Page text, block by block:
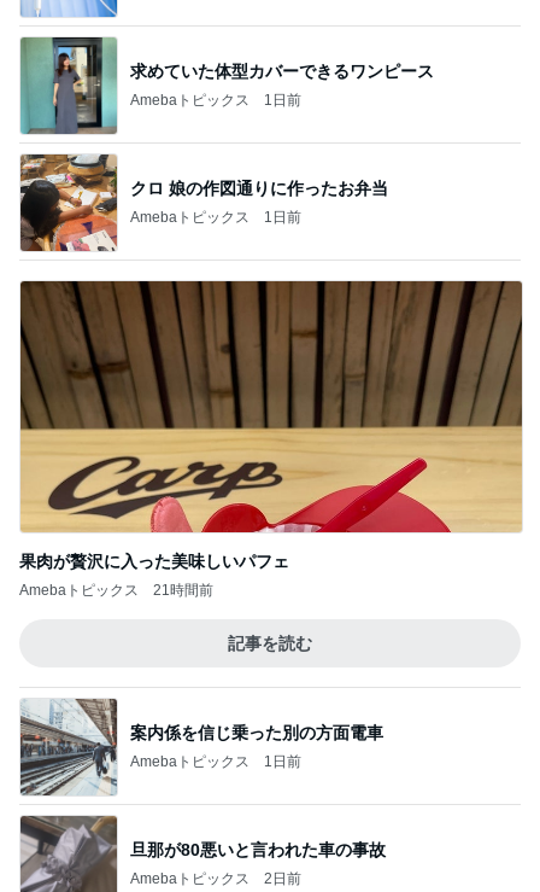
求めていた体型カバーできるワンピース
Amebaトピックス 1日前
クロ 娘の作図通りに作ったお弁当
Amebaトピックス 1日前
果肉が贅沢に入った美味しいパフェ
Amebaトピックス 21時間前
記事を読む
案内係を信じ乗った別の方面電車
Amebaトピックス 1日前
旦那が80悪いと言われた車の事故
Amebaトピックス 2日前